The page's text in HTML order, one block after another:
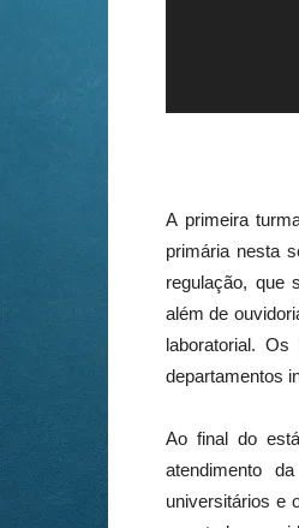
A primeira
primária nesta
regulação, que
além de
laboratorial.
departamentos
Ao final do
atendimento
universitários e